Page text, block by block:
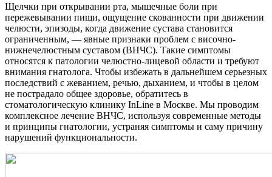
Щелчки при открывании рта, мышечные боли при
пережевывании пищи, ощущение скованности при движении
челюсти, эпизоды, когда движение сустава становится
ограниченным, — явные признаки проблем с височно-
нижнечелюстным суставом (ВНЧС). Такие симптомы
относятся к патологии челюстно-лицевой области и требуют
внимания гнатолога. Чтобы избежать в дальнейшем серьезных
последствий с жеванием, речью, дыханием, и чтобы в целом
не пострадало общее здоровье, обратитесь в
стоматологическую клинику InLine в Москве. Мы проводим
комплексное лечение ВНЧС, используя современные методы
и принципы гнатологии, устраняя симптомы и саму причину
нарушений функциональности.